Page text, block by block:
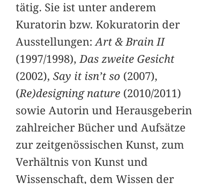
tätig. Sie ist unter anderem
Kuratorin bzw. Kokuratorin der
Ausstellungen:Art & Brain II
(1997/1998), Das zweite Gesicht
(2002),Say it isn’t so (2007),
(Re)designing nature (2010/2011)
sowie Autorin und Herausgeberin
zahlreicher Bücher und Aufsätze
zur zeitgenössischen Kunst, zum
Verhältnis von Kunst und
Wissenschaft, dem Wissen der